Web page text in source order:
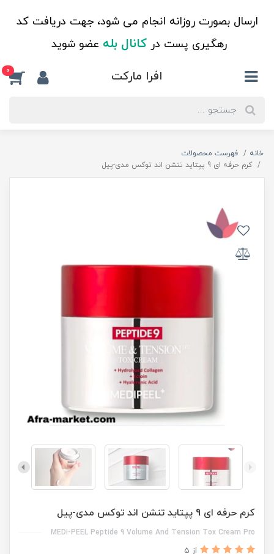
ارسال بصورت روزانه انجام می شود، جهت دریافت کد
رهگیری پست درکانال بله عضو شوید
افرا مارکت 0
خانه
فهرست محصولات
کرم حرفه ای 9 پپتاید تنشن اند توکس مدی-پیل
کرم حرفه ای 9 پپتاید تنشن اند توکس مدی-پیل
MEDI-PEEL Peptide 9 Volume And Tension Tox Cream Pro
از 5